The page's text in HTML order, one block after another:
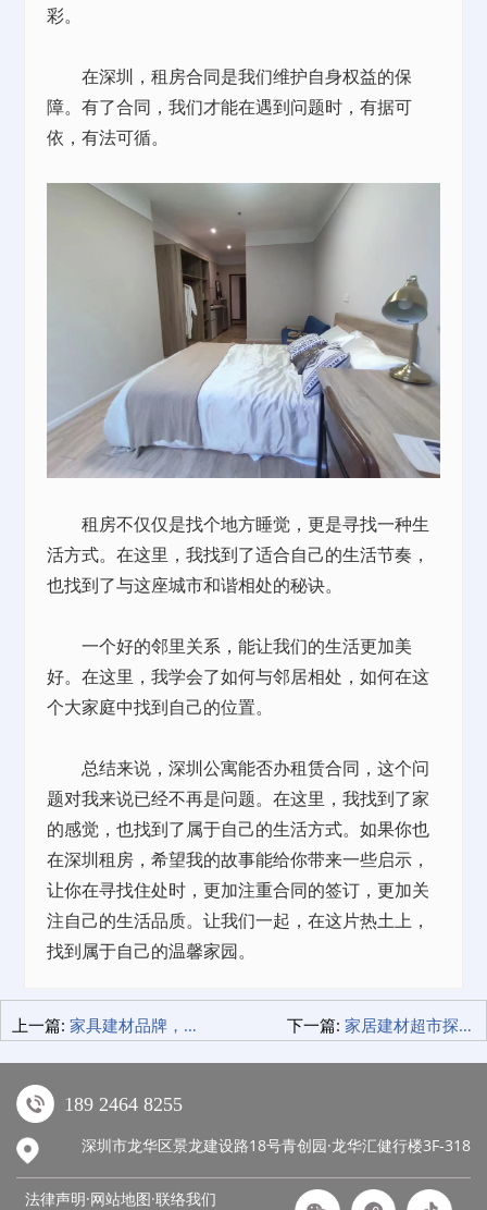
彩。
在深圳，租房合同是我们维护自身权益的保
障。有了合同，我们才能在遇到问题时，有据可
依，有法可循。
租房不仅仅是找个地方睡觉，更是寻找一种生
活方式。在这里，我找到了适合自己的生活节奏，
也找到了与这座城市和谐相处的秘诀。
一个好的邻里关系，能让我们的生活更加美
好。在这里，我学会了如何与邻居相处，如何在这
个大家庭中找到自己的位置。
总结来说，深圳公寓能否办租赁合同，这个问
题对我来说已经不再是问题。在这里，我找到了家
的感觉，也找到了属于自己的生活方式。如果你也
在深圳租房，希望我的故事能给你带来一些启示，
让你在寻找住处时，更加注重合同的签订，更加关
注自己的生活品质。让我们一起，在这片热土上，
找到属于自己的温馨家园。
上一篇: 家具建材品牌，我的家居梦想成真之旅！ 下一篇: 家居建材超市探险记，装修材料采购之路！
189 2464 8255
深圳市龙华区景龙建设路18号青创园·龙华汇健行楼3F-318
法律声明·网站地图·联络我们